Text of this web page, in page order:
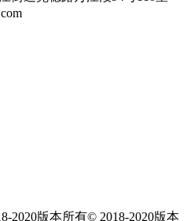
2020版本所有© 2018-2020版本